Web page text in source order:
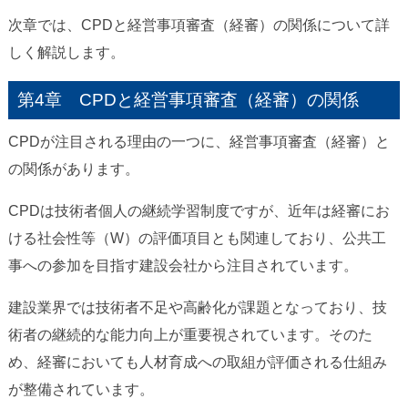
次章では、CPDと経営事項審査（経審）の関係について詳
しく解説します。
第4章 CPDと経営事項審査（経審）の関係
CPDが注目される理由の一つに、経営事項審査（経審）と
の関係があります。
CPDは技術者個人の継続学習制度ですが、近年は経審にお
ける社会性等（W）の評価項目とも関連しており、公共工
事への参加を目指す建設会社から注目されています。
建設業界では技術者不足や高齢化が課題となっており、技
術者の継続的な能力向上が重要視されています。そのた
め、経審においても人材育成への取組が評価される仕組み
が整備されています。